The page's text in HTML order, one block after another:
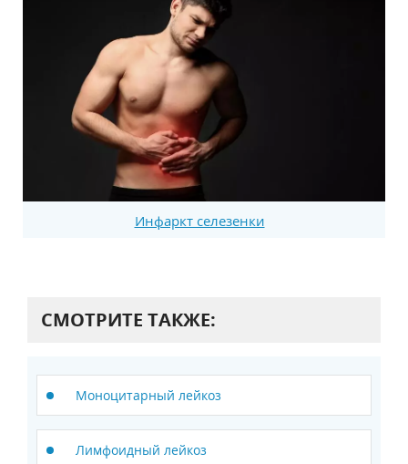
Инфаркт селезенки
СМОТРИТЕ ТАКЖЕ:
Моноцитарный лейкоз
Лимфоидный лейкоз